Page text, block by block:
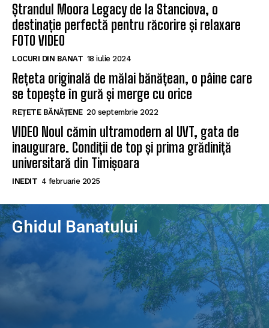
Ștrandul Moora Legacy de la Stanciova, o
destinație perfectă pentru răcorire și relaxare
FOTO VIDEO
LOCURI DIN BANAT 18 iulie 2024
Rețeta originală de mălai bănățean, o pâine care
se topește în gură și merge cu orice
REȚETE BĂNĂȚENE 20 septembrie 2022
VIDEO Noul cămin ultramodern al UVT, gata de
inaugurare. Condiții de top și prima grădiniță
universitară din Timișoara
INEDIT 4 februarie 2025
Ghidul Banatului